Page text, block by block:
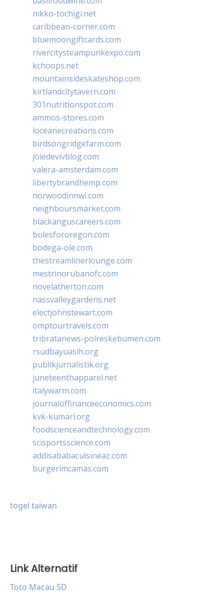
nikko-tochigi.net
caribbean-corner.com
bluemoongiftcards.com
rivercitysteampunkexpo.com
kchoops.net
mountainsideskateshop.com
kirtlandcitytavern.com
301nutritionspot.com
ammos-stores.com
loceanecreations.com
birdsongridgefarm.com
joiedevivblog.com
valera-amsterdam.com
libertybrandhemp.com
norwoodinnwi.com
neighboursmarket.com
blackanguscareers.com
bolesfororegon.com
bodega-ole.com
thestreamlinerlounge.com
mestrinorubanofc.com
novelatherton.com
nassvalleygardens.net
electjohnstewart.com
omptourtravels.com
tribratanews-polreskebumen.com
rsudbayuasih.org
publikjurnalistik.org
juneteenthapparel.net
italywarm.com
journaloffinanceeconomics.com
kvk-kumari.org
foodscienceandtechnology.com
scisportsscience.com
addisababacuisineaz.com
burgerimcamas.com
togel taiwan
Link Alternatif
Toto Macau 5D